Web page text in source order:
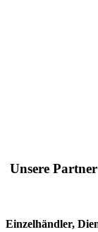
Unsere
Einzelhändler,